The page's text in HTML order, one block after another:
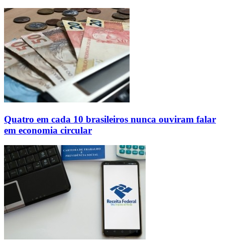
Quatro em cada 10 brasileiros nunca ouviram falar
em economia circular